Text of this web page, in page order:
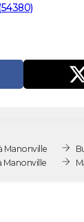
Manonville
Manonville